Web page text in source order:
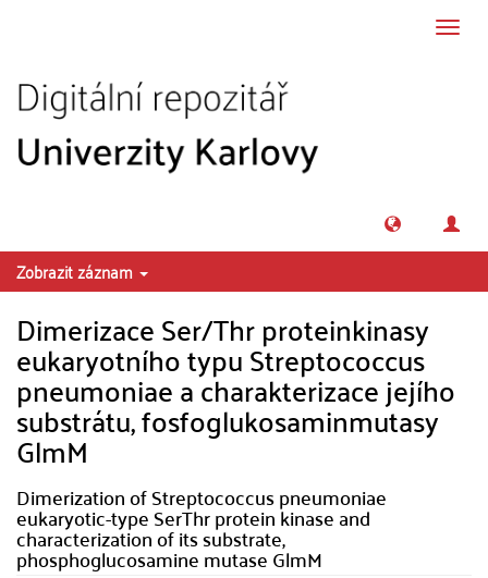
Zobrazit záznam
Dimerizace Ser/Thr proteinkinasy
eukaryotního typu Streptococcus
pneumoniae a charakterizace jejího
substrátu, fosfoglukosaminmutasy
GlmM
Dimerization of Streptococcus pneumoniae
eukaryotic-type SerThr protein kinase and
characterization of its substrate,
phosphoglucosamine mutase GlmM